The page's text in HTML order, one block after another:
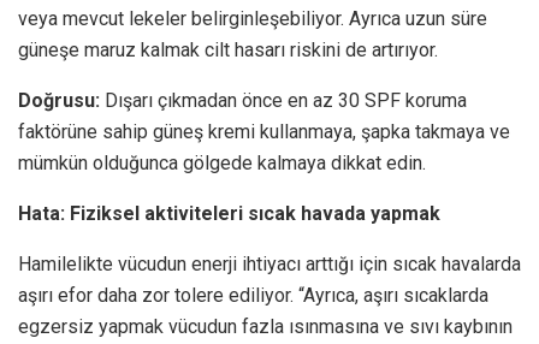
veya mevcut lekeler belirginleşebiliyor. Ayrıca uzun süre
güneşe maruz kalmak cilt hasarı riskini de artırıyor.
Doğrusu: Dışarı çıkmadan önce en az 30 SPF koruma
faktörüne sahip güneş kremi kullanmaya, şapka takmaya ve
mümkün olduğunca gölgede kalmaya dikkat edin.
Hata: Fiziksel aktiviteleri sıcak havada yapmak
Hamilelikte vücudun enerji ihtiyacı arttığı için sıcak havalarda
aşırı efor daha zor tolere ediliyor. “Ayrıca, aşırı sıcaklarda
egzersiz yapmak vücudun fazla ısınmasına ve sıvı kaybının